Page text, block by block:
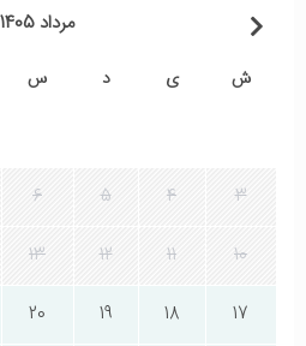
مرداد 1405
ش ی د س
3
4
5
6
10
11
12
13
17
18
19
20